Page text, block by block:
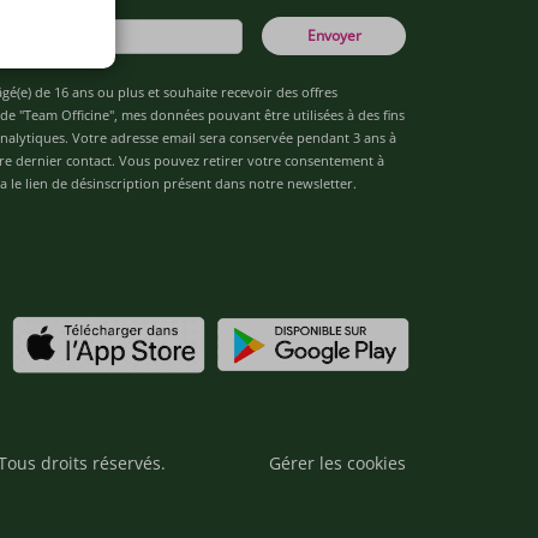
Envoyer
de 16 ans ou plus et souhaite recevoir des offres
"Team Officine", mes données pouvant être utilisées à des fins
Votre adresse email sera conservée pendant 3 ans à
dernier contact. Vous pouvez retirer votre consentement à
le lien de désinscription présent dans notre newsletter.
droits réservés. Gérer les cookies